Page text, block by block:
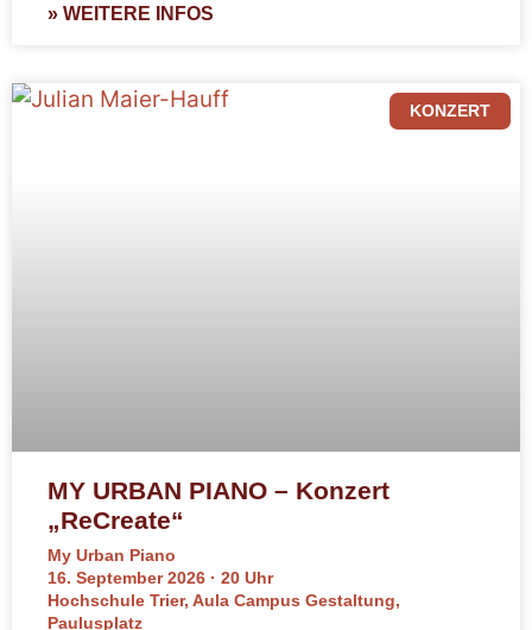
» WEITERE INFOS
KONZERT
MY URBAN PIANO – Konzert
„ReCreate“
My Urban Piano
16. September 2026 · 20 Uhr
Hochschule Trier, Aula Campus Gestaltung,
Paulusplatz